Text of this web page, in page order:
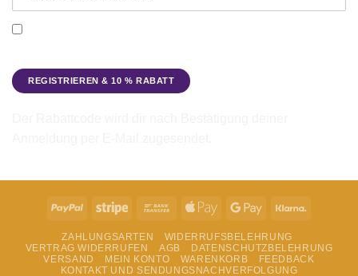
PayPal Stripe
Bank
Apple
Google
ZAHLUNGSARTEN
WIDERRUFSBELEHRUNG
VERTRAG WIDERRUFEN
AGB
DATENSCHUTZBELEHRUNG
VERSAND
MEIN KONTO WARENKORB
FEEDBACK
KONTAKT UND SENDUNGSNACHVERFOLGUNG